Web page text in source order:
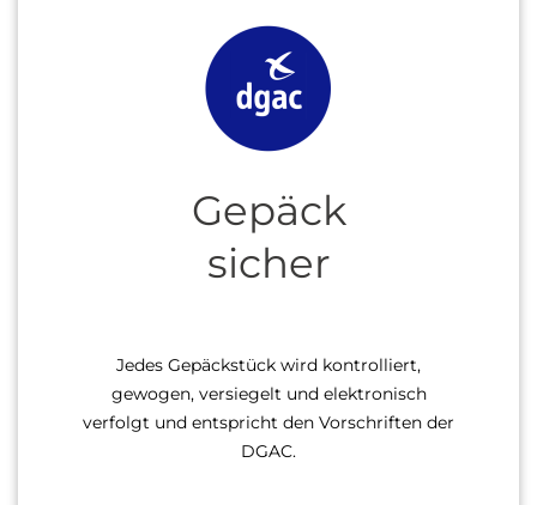
Gepäck
sicher
Jedes Gepäckstück wird kontrolliert,
gewogen, versiegelt und elektronisch
verfolgt und entspricht den Vorschriften der
DGAC.